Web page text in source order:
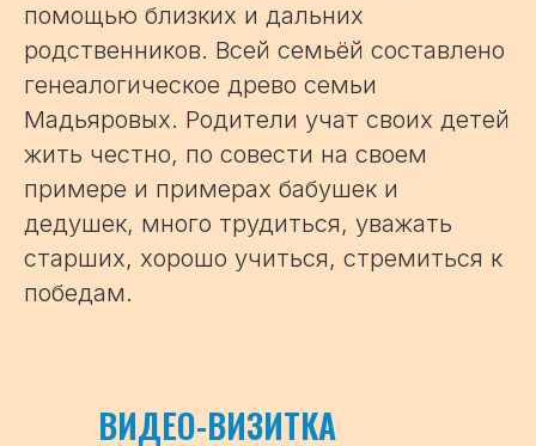
помощью близких и дальних
родственников. Всей семьёй составлено
генеалогическое древо семьи
Мадьяровых. Родители учат своих детей
жить честно, по совести на своем
примере и примерах бабушек и
дедушек, много трудиться, уважать
старших, хорошо учиться, стремиться к
победам.
ВИДЕО-ВИЗИТКА